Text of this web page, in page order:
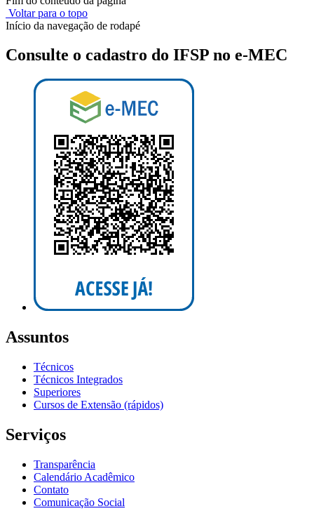
Voltar para o topo
Início da navegação de rodapé
Consulte o cadastro do IFSP no e-MEC
Assuntos
Técnicos
Técnicos Integrados
Superiores
Cursos de Extensão (rápidos)
Serviços
Transparência
Calendário Acadêmico
Contato
Comunicação Social